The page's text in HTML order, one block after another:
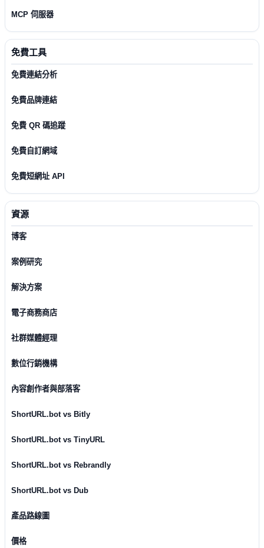
MCP 伺服器
免費工具
免費連結分析
免費品牌連結
免費 QR 碼追蹤
免費自訂網域
免費短網址 API
資源
博客
案例研究
解決方案
電子商務商店
社群媒體經理
數位行銷機構
內容創作者與部落客
ShortURL.bot vs Bitly
ShortURL.bot vs TinyURL
ShortURL.bot vs Rebrandly
ShortURL.bot vs Dub
產品路線圖
價格